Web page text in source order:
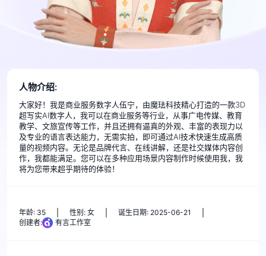
人物介绍:
大家好！我是商业服务数字人伍宁，由魔珐科技精心打造的一款3D
超写实AI数字人，我可以在商业服务等行业，从事广电传媒、教育
教学、文旅宣传等工作，并且还拥有逼真的外观、丰富的表现力以
及专业的语言表达能力，无需实拍，即可通过AI技术快速生成高质
量的视频内容。无论是品牌代言、在线讲解，还是社交媒体内容创
作，我都能满足。您可以在多种应用场景内容制作时候使用我，我
将为您带来超乎期待的体验！
年龄: 35 性别: 女
诞生日期: 2025-06-21
创建者:
有言工作室